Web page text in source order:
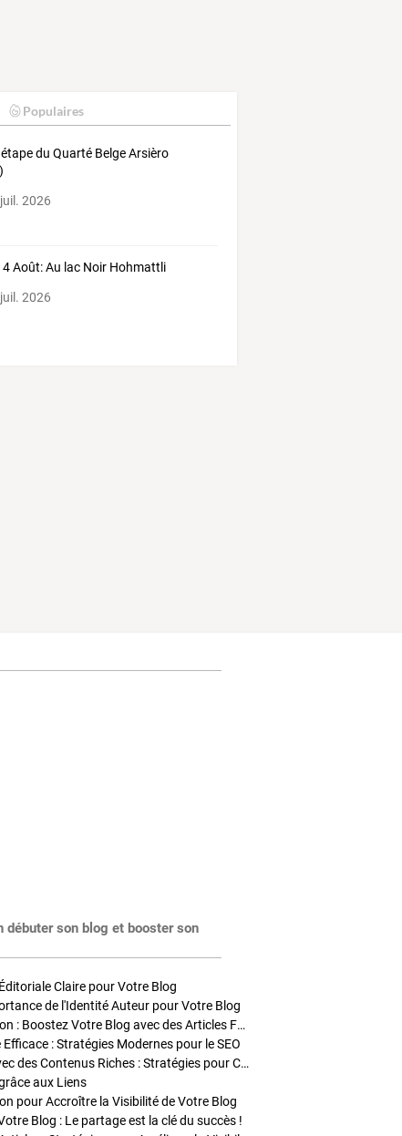
Populaires
du Quarté Belge Arsièro
2026
4 Août: Au lac Noir Hohmattli
2026
débuter son blog et booster son
Claire pour Votre Blog
de l'Identité Auteur pour Votre Blog
Stratégies de Publication : Boostez Votre Blog avec des Articles Fréquents et Exclusifs
: Stratégies Modernes pour le SEO
Enrichir Vos Articles avec des Contenus Riches : Stratégies pour Captiver et Optimiser
aux Liens
pour Accroître la Visibilité de Votre Blog
Blog : Le partage est la clé du succès !